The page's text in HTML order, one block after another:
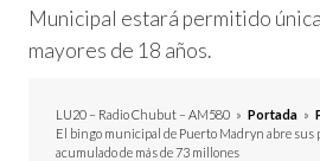
Municipal estará permitido
mayores de 18 años.
LU20 – Radio Chubut – AM580 » Portada »
El bingo municipal de Puerto Madryn abre sus
acumulado de más de 73 millones